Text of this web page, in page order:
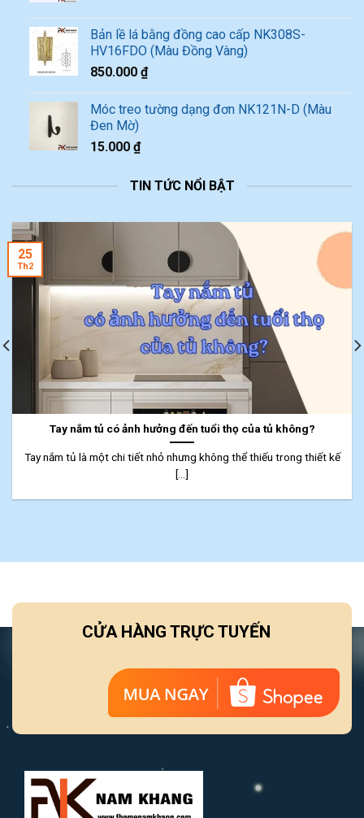
Bản lề lá bằng đồng cao cấp NK308S-
HV16FDO (Màu Đồng Vàng)
850.000 ₫
Móc treo tường dạng đơn NK121N-D (Màu
Đen Mờ)
15.000 ₫
TIN TỨC NỔI BẬT
Tay nắm tủ có ảnh hưởng đến tuổi thọ của tủ không?
Tay nắm tủ là một chi tiết nhỏ nhưng không thể thiếu trong thiết kế
[...]
25
Th2
CỬA HÀNG TRỰC TUYẾN